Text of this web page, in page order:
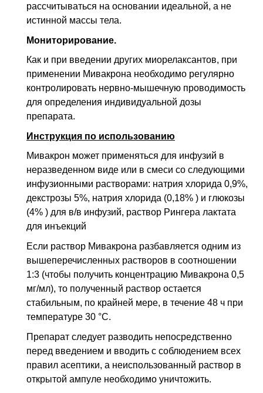
рассчитываться на основании идеальной, а не
истинной массы тела.
Мониторирование.
Как и при введении других миорелаксантов, при
применении Мивакрона необходимо регулярно
контролировать нервно-мышечную проводимость
для определения индивидуальной дозы
препарата.
Инструкция по использованию
Мивакрон может применяться для инфузий в
неразведенном виде или в смеси со следующими
инфузионными растворами: натрия хлорида 0,9%,
декстрозы 5%, натрия хлорида (0,18% ) и глюкозы
(4% ) для в/в инфузий, раствор Рингера лактата
для инъекций
Если раствор Мивакрона разбавляется одним из
вышеперечисленных растворов в соотношении
1:3 (чтобы получить концентрацию Мивакрона 0,5
мг/мл), то полученный раствор остается
стабильным, по крайней мере, в течение 48 ч при
температуре 30 °C.
Препарат следует разводить непосредственно
перед введением и вводить с соблюдением всех
правил асептики, а неиспользованный раствор в
открытой ампуле необходимо уничтожить.